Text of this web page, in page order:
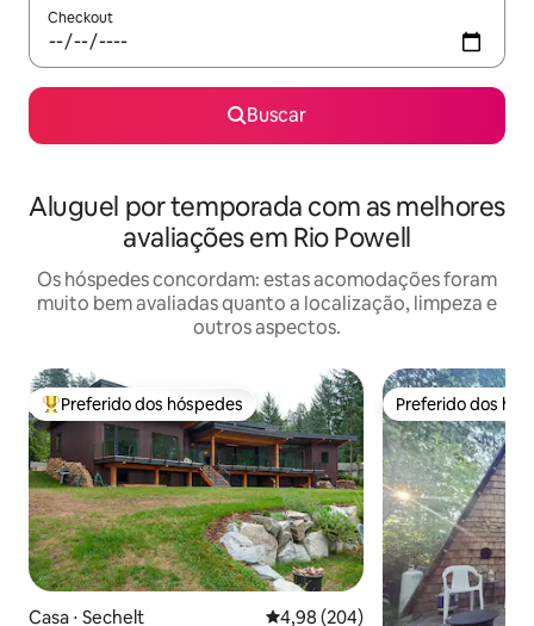
Checkout
Buscar
Aluguel por temporada com as melhores
avaliações em Rio Powell
Os hóspedes concordam: estas acomodações foram
muito bem avaliadas quanto a localização, limpeza e
outros aspectos.
Entre os melhores preferidos dos hóspedes
Preferido dos hóspedes
Casa ⋅ Sechelt 4,98 de uma avaliação média de
4,98 (204)
Preferido dos
Preferido dos